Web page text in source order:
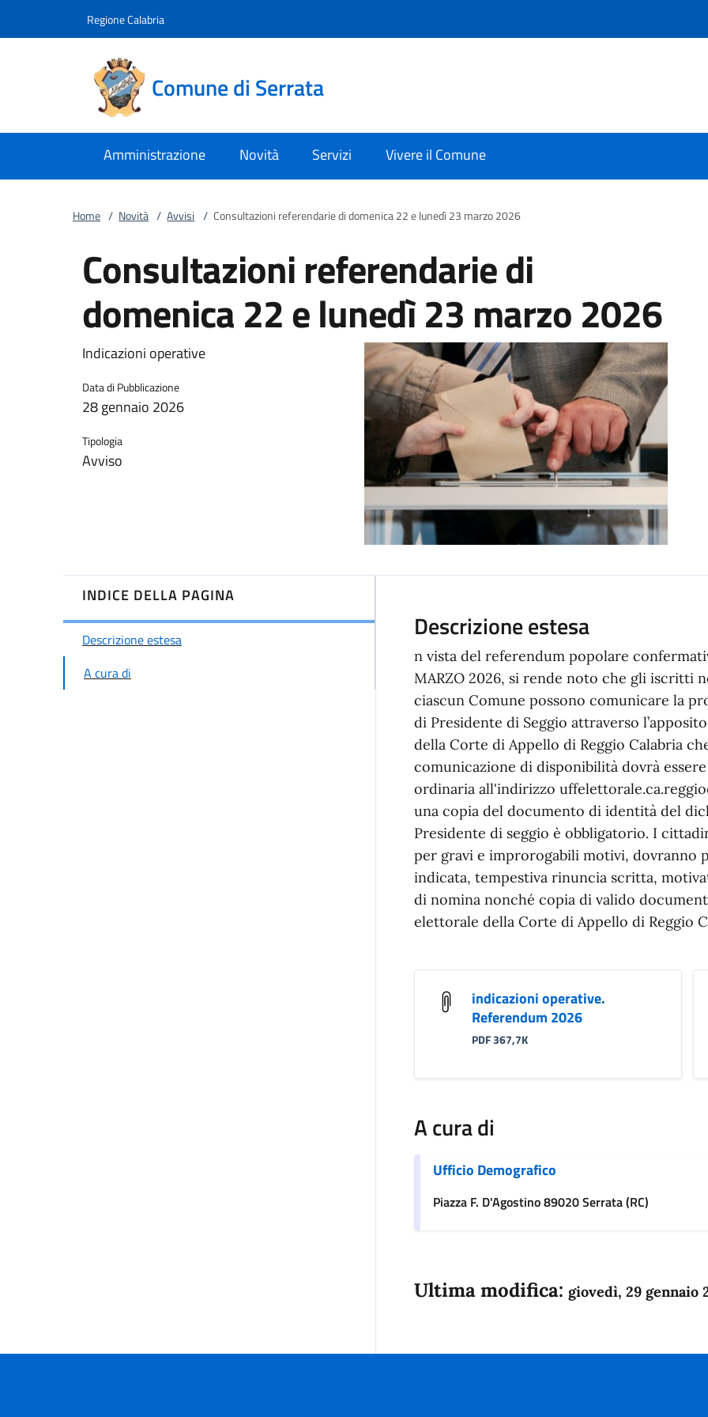
Regione Calabria
Comune di Serrata
Amministrazione Novità Servizi Vivere il Comune
Home / Novità / Avvisi / Consultazioni referendarie di domenica 22 e lunedì 23 marzo 2026
Consultazioni referendarie di
domenica 22 e lunedì 23 marzo 2026
Indicazioni operative
Data di Pubblicazione
28 gennaio 2026
Tipologia
Avviso
INDICE DELLA PAGINA
Descrizione estesa
A cura di
Descrizione estesa
n vista del referendum popolare
MARZO 2026, si rende noto che gli iscritti
ciascun Comune possono comunicare la
di Presidente di Seggio attraverso
della Corte di Appello di Reggio Calabria
comunicazione di disponibilità dovrà
ordinaria all'indirizzo
una copia del documento di identità del
Presidente di seggio è obbligatorio. I
per gravi e improrogabili motivi, dovranno
indicata, tempestiva rinuncia scritta,
di nomina nonché copia di valido
elettorale della Corte di Appello di Reggio
indicazioni operative.
Referendum 2026
PDF 367,7K
A cura di
Ufficio Demografico
Piazza F. D'Agostino 89020 Serrata (RC)
Ultima modifica: giovedì, 29 gennaio